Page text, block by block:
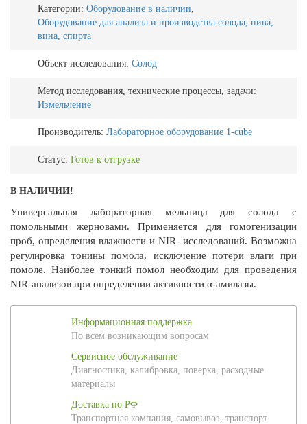
Категории: Оборудование в наличии
Оборудование для анализа и производства солода, пива,
вина, спирта
Объект исследования: Солод
Метод исследования, технические процессы, задачи:
Измельчение
Производитель: Лабораторное оборудование 1-cube
Статус: Готов к отгрузке
В НАЛИЧИИ!
Универсальная лабораторная мельница для солода с
помольными жерновами. Применяется для гомогенизации
проб, определения влажности и NIR- исследований. Возможна
регулировка тонины помола, исключение потери влаги при
помоле. Наиболее тонкий помол необходим для проведения
NIR-анализов при определении активности α-амилазы.
Информационная поддержка
По всем возникающим вопросам
Сервисное обслуживание
Диагностика, калибровка, поверка, расходные
материалы
Доставка по РФ
Транспортная компания, самовывоз, транспорт